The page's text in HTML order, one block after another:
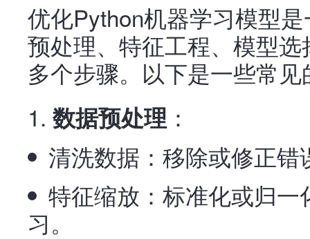
优化Python机器学习模型
预处理、特征工程、模型
多个步骤。以下是一些常
数据预处理 ：
清洗数据：移除或修正
特征缩放：标准化或归
习。